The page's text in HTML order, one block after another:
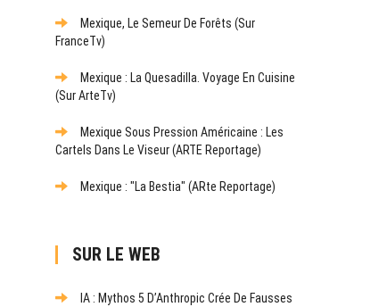
Mexique, Le Semeur De Forêts (sur
FranceTv)
Mexique : La Quesadilla. Voyage En Cuisine
(sur ArteTv)
Mexique Sous Pression Américaine : Les
Cartels Dans Le Viseur (ARTE Reportage)
Mexique : "La Bestia" (ARte Reportage)
SUR LE WEB
IA : Mythos 5 D’Anthropic Crée De Fausses